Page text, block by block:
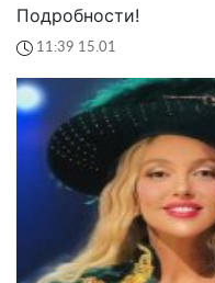
Подробности!
11:39 15.01